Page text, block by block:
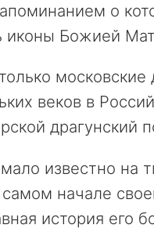
о
иконы Божией
веков в
драгунский
известно на
начале
история его